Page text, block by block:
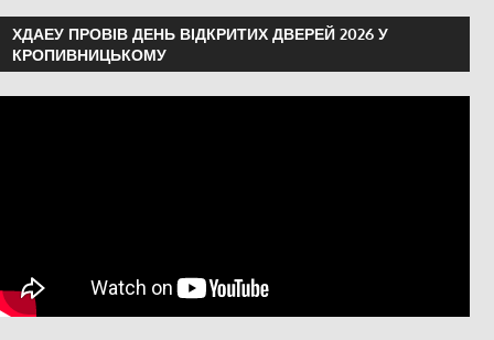
ХДАЕУ ПРОВІВ ДЕНЬ ВІДКРИТИХ ДВЕРЕЙ 2026 У
КРОПИВНИЦЬКОМУ